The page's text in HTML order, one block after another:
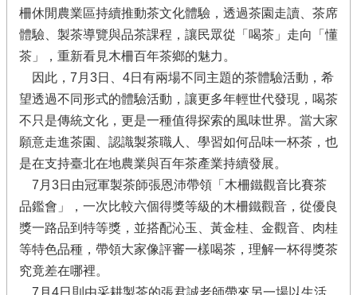
多
媒
體
芋･
繡
球･
竹
子
臺
北
市
綠
竹
柵休閒農業區持續推動茶文化體驗，透過茶園走讀、茶席
體驗、製茶導覽與品茶課程，讓民眾從「喝茶」走向「懂
茶」，重新看見木柵百年茶鄉的魅力。
因此，7月3日、4日有兩場不同主題的茶體驗活動，希
望透過不同形式的體驗活動，讓更多年輕世代發現，喝茶
不只是傳統文化，更是一種值得探索的風味世界。當大家
願意走進茶園、認識製茶職人、學習如何品味一杯茶，也
是在支持臺北在地農業與百年茶產業持續發展。
7月3日由冠軍製茶師張恩沛帶領「木柵鐵觀音比賽茶
品鑑會」，一次比較六個得獎等級的木柵鐵觀音，從優良
獎一路品到特等獎，並搭配沁玉、黃金桂、金觀音、肉桂
等特色品種，帶領大家像評審一樣喝茶，理解一杯得獎茶
究竟差在哪裡。